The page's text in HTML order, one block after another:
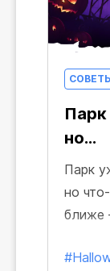
но...
Парк
но
ближе